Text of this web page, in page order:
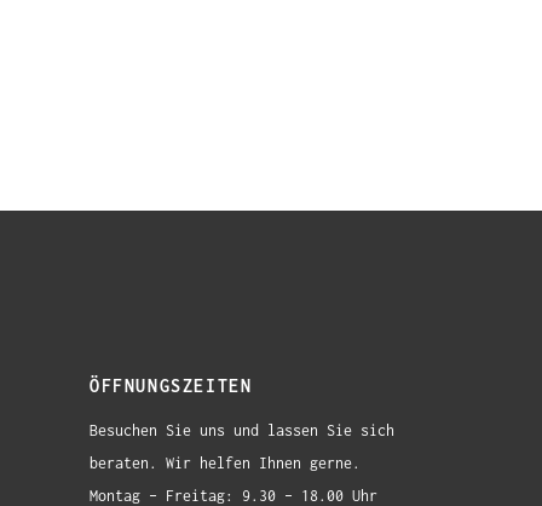
ÖFFNUNGSZEITEN
Besuchen Sie uns und lassen Sie sich
beraten. Wir helfen Ihnen gerne.
Montag – Freitag: 9.30 – 18.00 Uhr